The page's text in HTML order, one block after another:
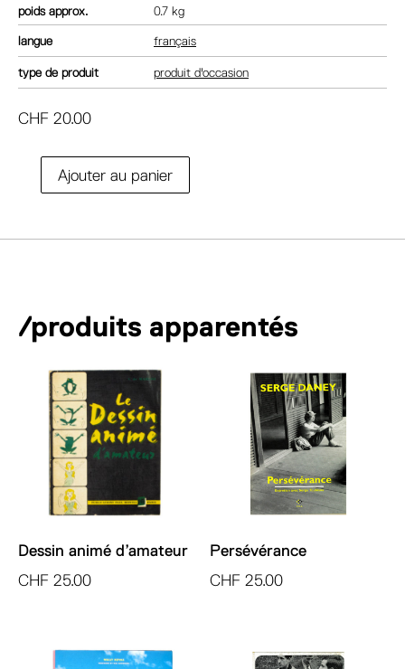
poids 0.7 kg
langue français
type de produit produit d'occasion
CHF 20.00
quantitéAjouter au panier
e
t
/produits apparentés
Dessin animé d’amateur
CHF 25.00
Persévérance
CHF 25.00